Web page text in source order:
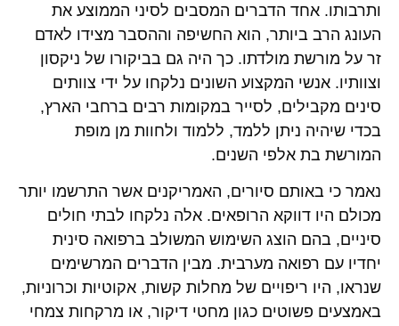
ותרבותו. אחד הדברים המסבים לסיני הממוצע את
העונג הרב ביותר, הוא החשיפה וההסבר מצידו לאדם
זר על מורשת מולדתו. כך היה גם בביקורו של ניקסון
וצוותיו. אנשי המקצוע השונים נלקחו על ידי צוותים
סינים מקבילים, לסייר במקומות רבים ברחבי הארץ,
בכדי שיהיה ניתן ללמד, ללמוד ולחוות מן מופת
המורשת בת אלפי השנים.
נאמר כי באותם סיורים, האמריקנים אשר התרשמו יותר
מכולם היו דווקא הרופאים. אלה נלקחו לבתי חולים
סיניים, בהם הוצג השימוש המשולב ברפואה סינית
יחדיו עם רפואה מערבית. מבין הדברים המרשימים
שנראו, היו ריפויים של מחלות קשות, אקוטיות וכרוניות,
באמצעים פשוטים כגון מחטי דיקור, או מרקחות צמחי